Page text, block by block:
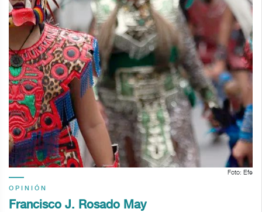
Foto: Efe
OPINIÓN
Francisco J. Rosado May